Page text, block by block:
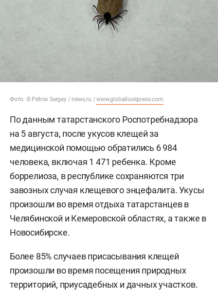
Фото: © Petrov Sergey / news.ru /www.globallookpress.com
По данным татарстанского Роспотребнадзора
на 5 августа, после укусов клещей за
медицинской помощью обратились 6 984
человека, включая 1 471 ребенка. Кроме
боррелиоза, в республике сохраняются три
завозных случая клещевого энцефалита. Укусы
произошли во время отдыха татарстанцев в
Челябинской и Кемеровской областях, а также в
Новосибирске.
Более 85% случаев присасывания клещей
произошли во время посещения природных
территорий, приусадебных и дачных участков.